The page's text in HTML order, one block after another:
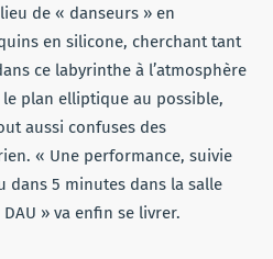
de « danseurs » en
en silicone, cherchant tant
ce labyrinthe à l’atmosphère
plan elliptique au possible,
aussi confuses des
« Une performance, suivie
dans 5 minutes dans la salle
» va enfin se livrer.